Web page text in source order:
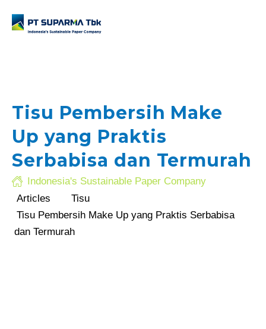
Tisu Pembersih Make
Up yang Praktis
Serbabisa dan Termurah
Indonesia's Sustainable Paper Company
Articles
Tisu
Tisu Pembersih Make Up yang Praktis Serbabisa
dan Termurah